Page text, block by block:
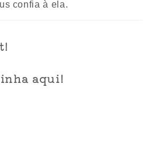
confia à ela.
aqui!